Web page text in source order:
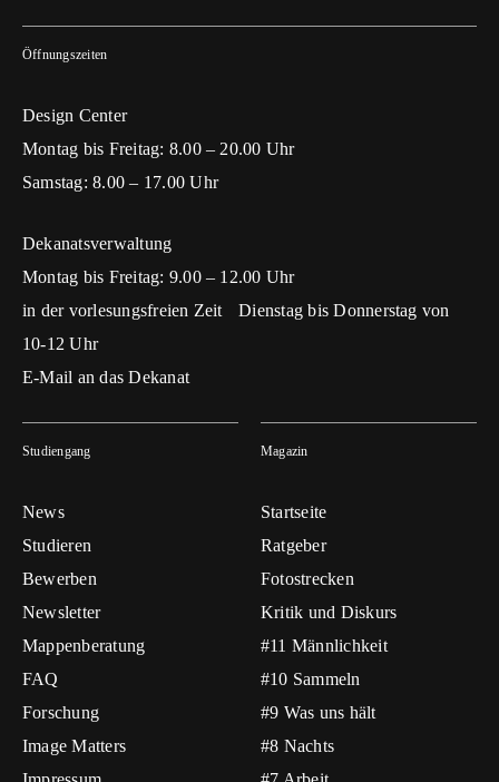
Öffnungszeiten
Design Center
Montag bis Freitag: 8.00 – 20.00 Uhr
Samstag: 8.00 – 17.00 Uhr
Dekanatsverwaltung
Montag bis Freitag: 9.00 – 12.00 Uhr
in der vorlesungsfreien Zeit Dienstag bis Donnerstag von
10-12 Uhr
E-Mail an das Dekanat
Studiengang
News
Studieren
Bewerben
Newsletter
Mappenberatung
FAQ
Forschung
Image Matters
Magazin
Startseite
Ratgeber
Fotostrecken
Kritik und Diskurs
#11 Männlichkeit
#10 Sammeln
#9 Was uns hält
#8 Nachts